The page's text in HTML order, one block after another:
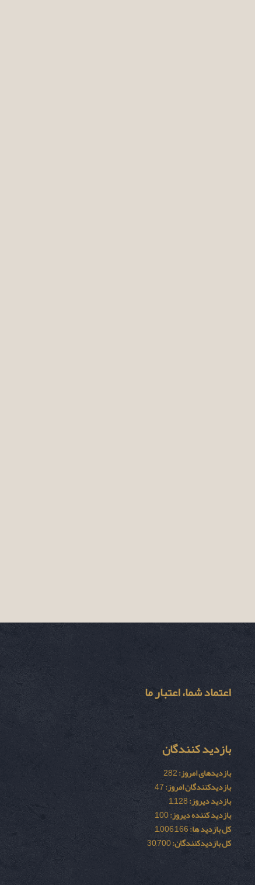
اعتماد شما، اعتبار ما
بازدید کنندگان
بازدیدهای امروز:282
بازدیدکنندگان امروز:47
بازدید دیروز:1,128
بازدید کننده دیروز:100
کل بازدید ها:1,006,166
کل بازدیدکنند‌گان:30,700